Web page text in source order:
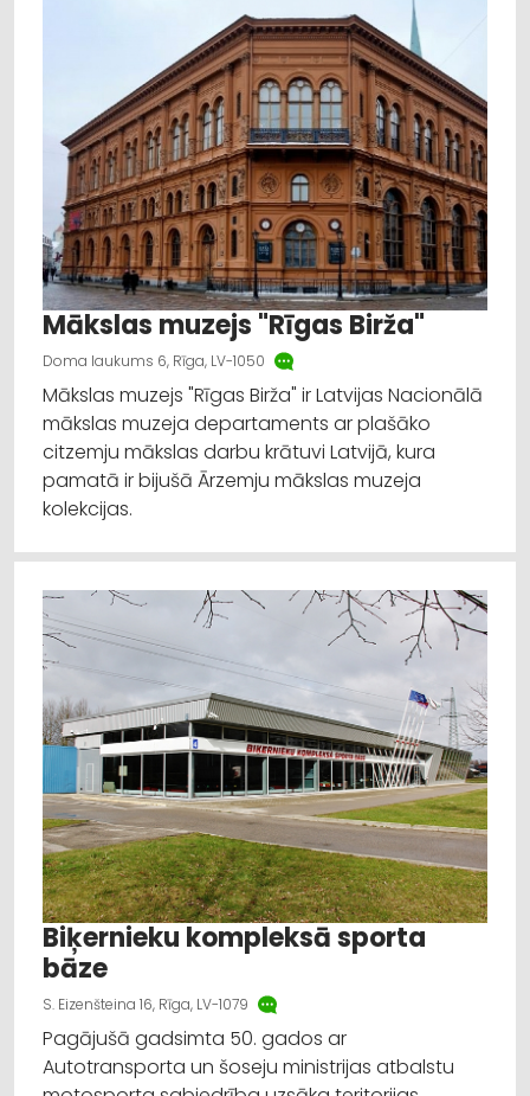
Mākslas muzejs "Rīgas Birža"
Doma laukums 6, Rīga, LV-1050
Mākslas muzejs "Rīgas Birža" ir Latvijas Nacionālā
mākslas muzeja departaments ar plašāko
citzemju mākslas darbu krātuvi Latvijā, kura
pamatā ir bijušā Ārzemju mākslas muzeja
kolekcijas.
Biķernieku kompleksā sporta
bāze
S. Eizenšteina 16, Rīga, LV-1079
Pagājušā gadsimta 50. gados ar
Autotransporta un šoseju ministrijas atbalstu